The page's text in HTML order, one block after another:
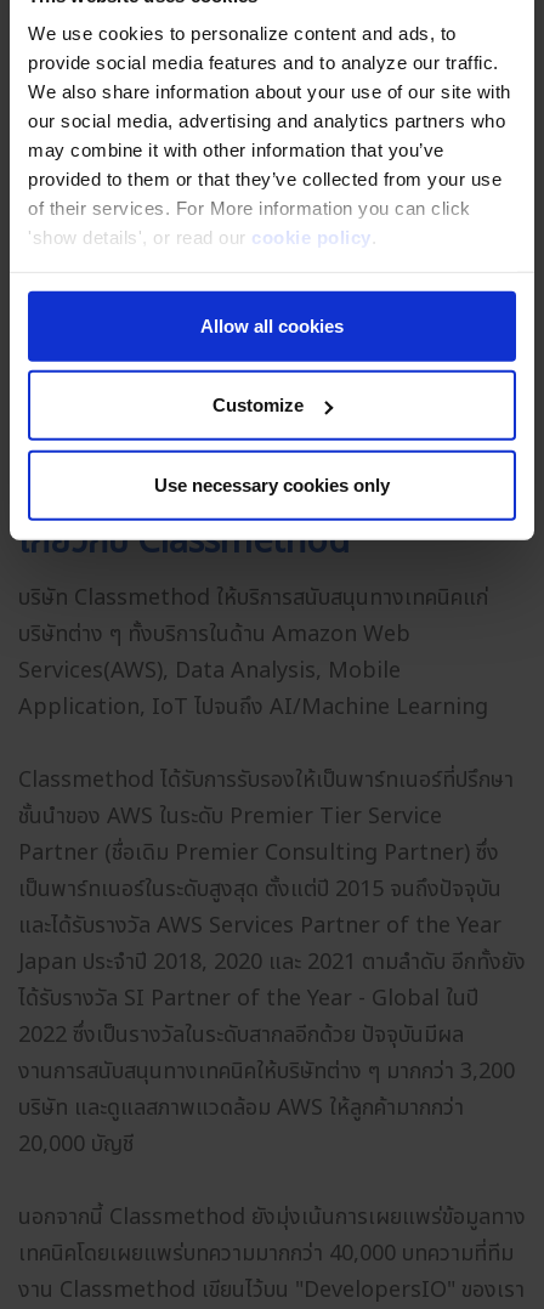
We use cookies to personalize content and ads, to
provide social media features and to analyze our traffic.
We also share information about your use of our site with
our social media, advertising and analytics partners who
may combine it with other information that you’ve
provided to them or that they’ve collected from your use
of their services. For More information you can click
'show details', or read our cookie policy.
Allow all cookies
Customize
Use necessary cookies only
รางวัล SI Partner of the Year - GLOBAL เป็นรางวัลที่
มอบให้กับบริษัทพาร์ทเนอร์ชั้นนำ ที่มีส่วนร่วมในการสนับสนุน
ธุรกิจ SI ผ่านการใช้ AWS มากที่สุด โดยพิจารณาจากยอด
ขาย ลูกค้าที่ให้การสนับสนุน หรือจำนวนใบรับรอง AWS ของ
บุคลากรภายในองค์กร
โดยในส่วนของรางวัลนั้นก็มีทั้งในระดับของภูมิภาค และระดับ
ภูมิภาค APJ (Asia Pacific, Japan: เอเชียแปซิฟิคและ
ญี่ปุ่น) อีกทั้งยังเป็นหนึ่งในสองผู้ได้รับเลือกให้เป็น Finalist
เข้าชิงรางวัลเดียวกันในระดับสากลอีกด้วย
เกี่ยวกับ Classmethod
บริษัท Classmethod ให้บริการสนับสนุนทางเทคนิคแก่
บริษัทต่าง ๆ ทั้งบริการในด้าน Amazon Web
Services(AWS), Data Analysis, Mobile
Application, IoT ไปจนถึง AI/Machine Learning
Classmethod ได้รับการรับรองให้เป็นพาร์ทเนอร์ที่ปรึกษา
ชั้นนำของ AWS ในระดับ Premier Tier Service
Partner (ชื่อเดิม Premier Consulting Partner) ซึ่ง
เป็นพาร์ทเนอร์ในระดับสูงสุด ตั้งแต่ปี 2015 จนถึงปัจจุบัน
และได้รับรางวัล AWS Services Partner of the Year
Japan ประจำปี 2018, 2020 และ 2021 ตามลำดับ อีกทั้งยัง
ได้รับรางวัล SI Partner of the Year - Global ในปี
2022 ซึ่งเป็นรางวัลในระดับสากลอีกด้วย ปัจจุบันมีผล
งานการสนับสนุนทางเทคนิคให้บริษัทต่าง ๆ มากกว่า 3,200
บริษัท และดูแลสภาพแวดล้อม AWS ให้ลูกค้ามากกว่า
20,000 บัญชี
นอกจากนี้ Classmethod ยังมุ่งเน้นการเผยแพร่ข้อมูลทาง
เทคนิคโดยเผยแพร่บทความมากกว่า 40,000 บทความที่ทีม
งาน Classmethod เขียนไว้บน "DevelopersIO" ของเรา